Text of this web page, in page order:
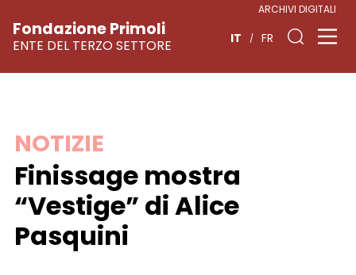
Vai
contenuto
Fondazione Primoli
ENTE DEL TERZO SETTORE
ARCHIVI DIGITALI
IT FR
NOTIZIE
Finissage mostra
“Vestige” di Alice
Pasquini